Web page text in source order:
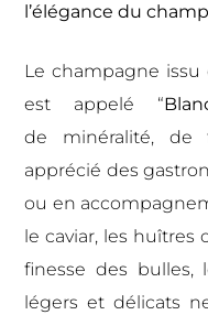
l’élégance du
Le champagne issu
est appelé “
de minéralité, de
apprécié des
ou en
le caviar, les huîtres
finesse des bulles,
légers et délicats